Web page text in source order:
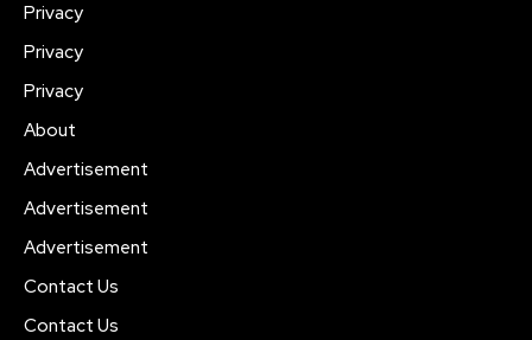
Privacy
Privacy
Privacy
About
Advertisement
Advertisement
Advertisement
Contact Us
Contact Us